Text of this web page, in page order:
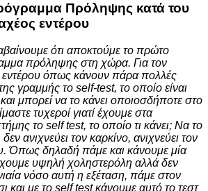
Πρόληψης κατά του
εντέρου
ότι αποκτούμε το πρώτο
πρόληψης στη χώρα. Για τον
εντέρου όπως κάνουν πάρα πολλές
γραμμής το self-test, το οποίο είναι
μπορεί να το κάνει οποιοσδήποτε στο
τυχεροί γιατί έχουμε στα
το self test, το οποίο τι κάνει; Να το
ανιχνεύει τον καρκίνο, ανιχνεύει τον
Όπως δηλαδή πάμε και κάνουμε μία
υψηλή χοληστερόλη αλλά δεν
νόσο αυτή η εξέταση, πάμε στον
και με το self test κάνουμε αυτό το τεστ